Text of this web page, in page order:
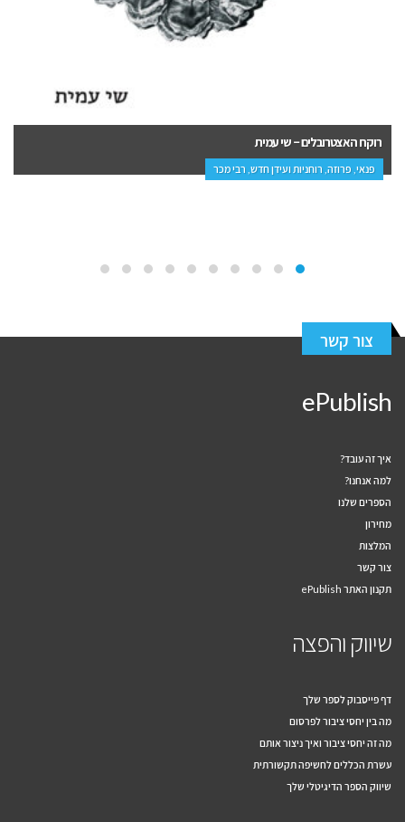
נשות חיי – רויטל קימלמן אגמי
פרוזה, ספרי ביכורים
צור קשר
ePublish
איך זה עובד?
למה אנחנו?
הספרים שלנו
מחירון
המלצות
צור קשר
תקנון האתר ePublish
שיווק והפצה
דף פייסבוק לספר שלך
מה בין יחסי ציבור לפרסום
מה זה יחסי ציבור ואיך ניצור אותם
עשרת הכללים לחשיפה תקשורתית
שיווק הספר הדיגיטלי שלך